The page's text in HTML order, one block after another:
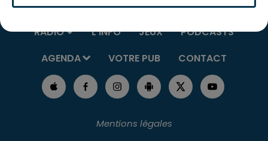
RADIO L'INFO JEUX
PODCASTS
AGENDA
VOTRE PUB CONTACT
Mentions légales